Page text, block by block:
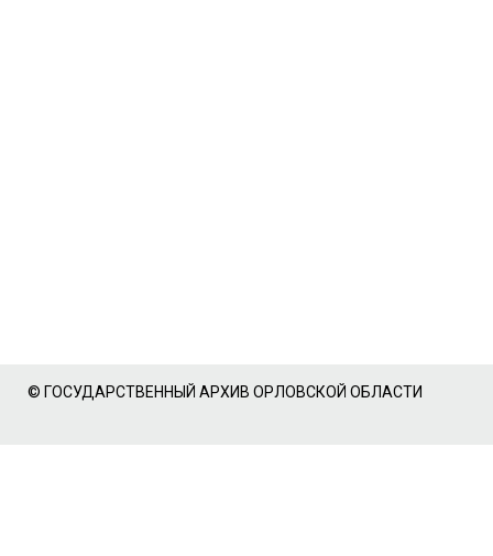
© ГОСУДАРСТВЕННЫЙ АРХИВ ОРЛОВСКОЙ ОБЛАСТИ